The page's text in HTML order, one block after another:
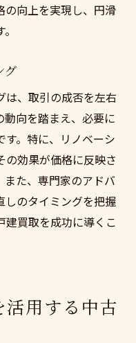
の向上を実現し、円滑
グ
は、取引の成否を左右
動向を踏まえ、必要に
。特に、リノベーシ
の効果が価格に反映さ
た、専門家のアドバ
しのタイミングを把握
建買取を成功に導くこ
活用する中古